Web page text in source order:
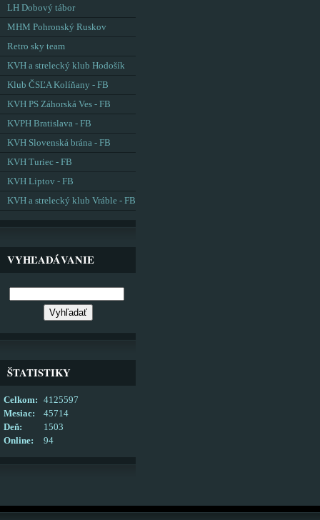
LH Dobový tábor
MHM Pohronský Ruskov
Retro sky team
KVH a strelecký klub Hodošík
Klub ČSĽA Kolíňany - FB
KVH PS Záhorská Ves - FB
KVPH Bratislava - FB
KVH Slovenská brána - FB
KVH Turiec - FB
KVH Liptov - FB
KVH a strelecký klub Vráble - FB
VYHĽADÁVANIE
ŠTATISTIKY
Online: 94
Celkom:
4125597
Mesiac:
45714
Deň:
1503